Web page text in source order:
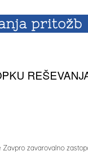
pritožb
zavarovalno